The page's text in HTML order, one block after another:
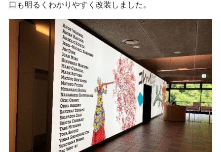
口も明るくわかりやすく改装しました。